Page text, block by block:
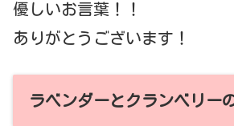
優しいお言葉！！
ありがとうございます！
ラベンダーとクランベリー